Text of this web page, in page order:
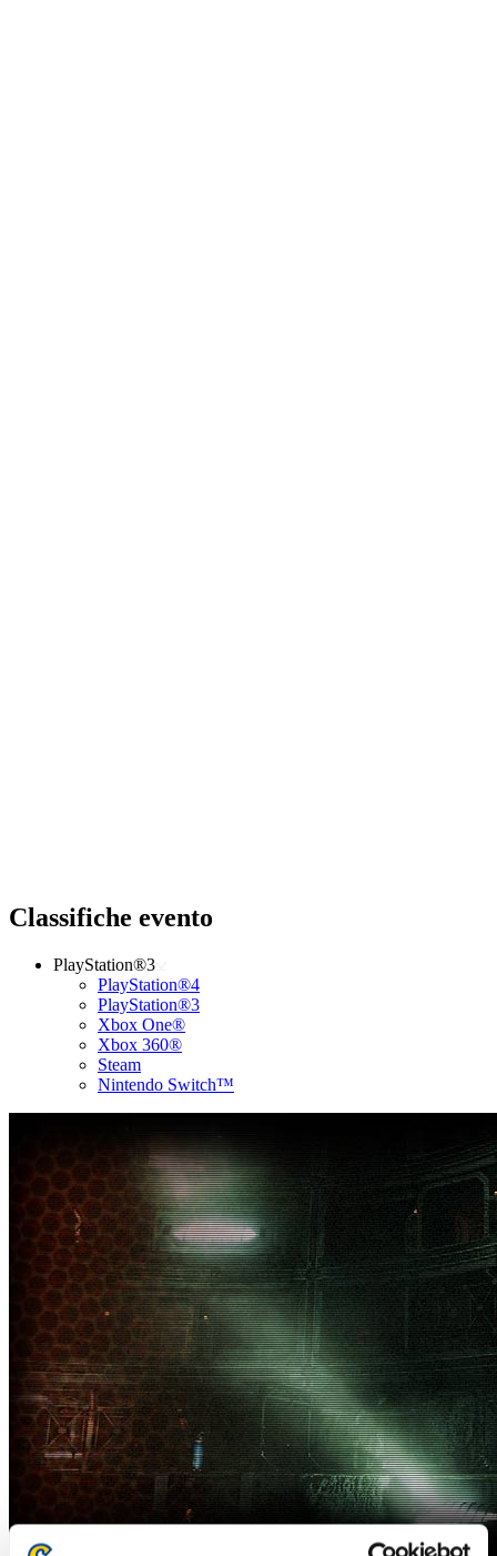
Classifiche evento
PlayStation®3
PlayStation®4
PlayStation®3
Xbox One®
Xbox 360®
Steam
Nintendo Switch™